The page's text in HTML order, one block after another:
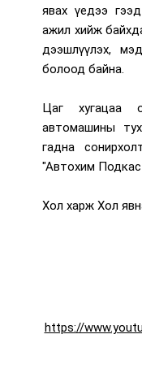
явах үедээ
ажил хийж
дээшлүүлэх,
болоод байна.
Цаг хугацаа
автомашины
гадна
"Автохим
Хол харж Хол
https://